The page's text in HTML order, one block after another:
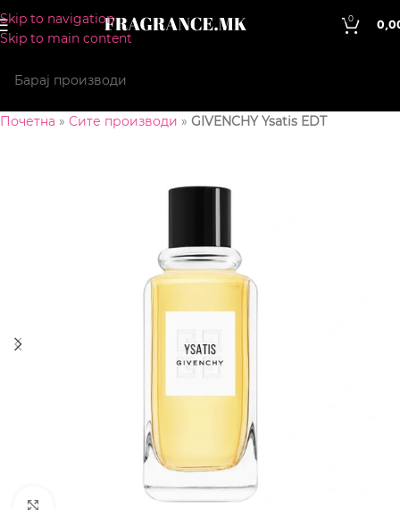
Skip to navigation
Skip to main content
0
Почетна » Сите производи » GIVENCHY Ysatis EDT